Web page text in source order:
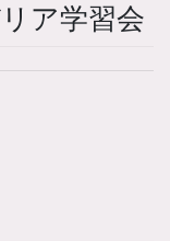
ア学習会